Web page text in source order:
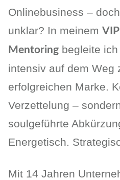
Onlinebusiness –
unklar? In meinem
Mentoring begleite
intensiv auf dem Weg
erfolgreichen Marke.
Verzettelung –
soulgeführte
Energetisch.
Mit 14 Jahren